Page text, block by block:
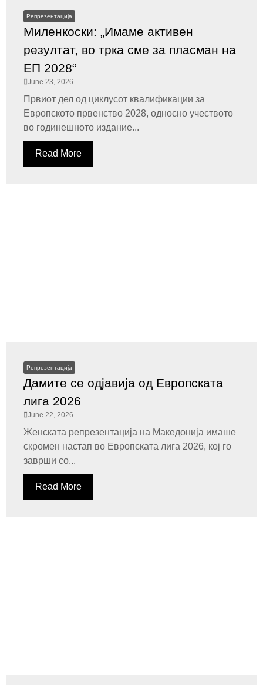
Репрезентација
Миленкоски: „Имаме активен
резултат, во трка сме за пласман на
ЕП 2028“
June 23, 2026
Првиот дел од циклусот квалификации за
Европското првенство 2028, односно учеството
во годинешното издание...
Read More
Репрезентација
Дамите се одјавија од Европската
лига 2026
June 22, 2026
Женската репрезентација на Македонија имаше
скромен настап во Европската лига 2026, кој го
заврши со...
Read More